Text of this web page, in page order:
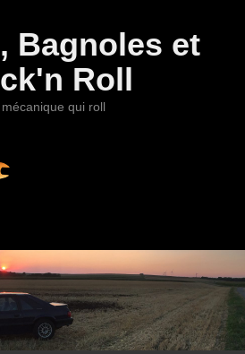
Bagnoles et
Roll
qui roll